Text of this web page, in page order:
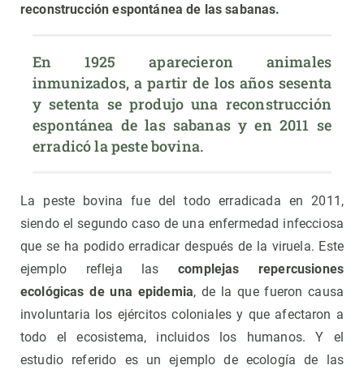
reconstrucción espontánea de las sabanas.
En 1925 aparecieron animales
inmunizados, a partir de los años sesenta
y setenta se produjo una reconstrucción
espontánea de las sabanas y en 2011 se
erradicó la peste bovina.
La peste bovina fue del todo erradicada en 2011,
siendo el segundo caso de una enfermedad infecciosa
que se ha podido erradicar después de la viruela. Este
ejemplo refleja lascomplejas repercusiones
ecológicas de una epidemia, de la que fueron causa
involuntaria los ejércitos coloniales y que afectaron a
todo el ecosistema, incluidos los humanos. Y el
estudio referido es un ejemplo de ecología de las